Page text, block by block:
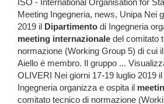
ISO - International Organisation for
Meeting Ingegneria, news, Unipa Nei
2019 il Dipartimento di Ingegneria
meeting internazionale del comitato
normazione (Working Group 5) di cui
Aiello è membro. Il gruppo ...
OLIVERI Nei giorni 17-19 luglio 2019 il
Ingegneria organizza e ospita il
comitato tecnico di normazione